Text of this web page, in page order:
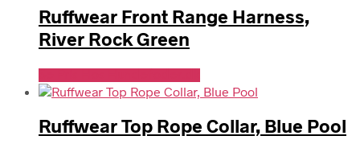
Ruffwear Front Range Harness,
River Rock Green
Ruffwear Top Rope Collar, Blue Pool